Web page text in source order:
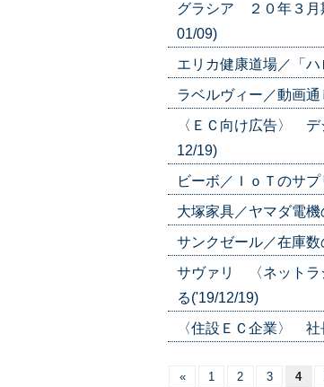
グラシア ２０年３月
01/09)
エリカ健康道場／「
ラベルヴィー／動画
〈ＥＣ向け広告〉 デ
12/19)
ビーボ／ＩｏＴのサ
大塚家具／ヤマダ電
サンクゼール／在庫
サヴァリ 〈ネットラ
る('19/12/19)
〈住設ＥＣ企業〉 社
« 1 2 3 4